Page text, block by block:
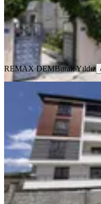
13.000 ₺
REMAX DEMBurak Yıldız
Ara
REMAX DEMBurak Yıldız
Remax
2+1
Merkez,
2+1·90 m²
20.000 ₺
REMAX DEMBurak Yıldız